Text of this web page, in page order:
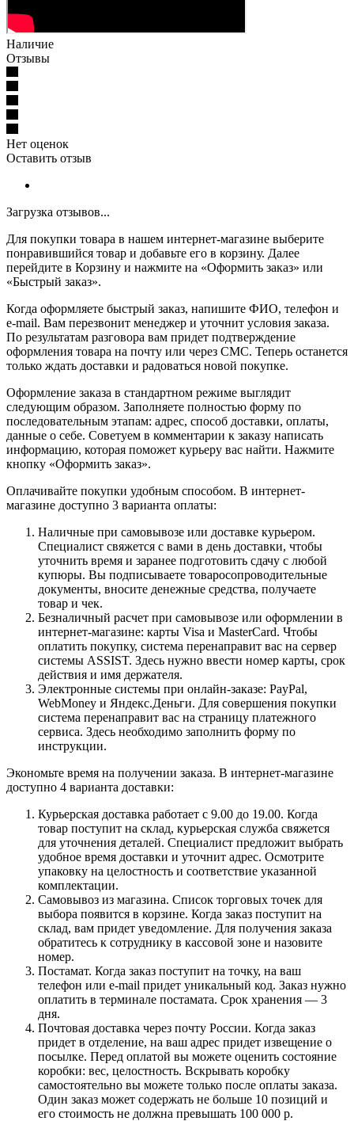
Наличие
Отзывы
Нет оценок
Оставить отзыв
Загрузка отзывов...
Для покупки товара в нашем интернет-магазине выберите
понравившийся товар и добавьте его в корзину. Далее
перейдите в Корзину и нажмите на «Оформить заказ» или
«Быстрый заказ».
Когда оформляете быстрый заказ, напишите ФИО, телефон и
e-mail. Вам перезвонит менеджер и уточнит условия заказа.
По результатам разговора вам придет подтверждение
оформления товара на почту или через СМС. Теперь останется
только ждать доставки и радоваться новой покупке.
Оформление заказа в стандартном режиме выглядит
следующим образом. Заполняете полностью форму по
последовательным этапам: адрес, способ доставки, оплаты,
данные о себе. Советуем в комментарии к заказу написать
информацию, которая поможет курьеру вас найти. Нажмите
кнопку «Оформить заказ».
Оплачивайте покупки удобным способом. В интернет-
магазине доступно 3 варианта оплаты:
Наличные при самовывозе или доставке курьером.
Специалист свяжется с вами в день доставки, чтобы
уточнить время и заранее подготовить сдачу с любой
купюры. Вы подписываете товаросопроводительные
документы, вносите денежные средства, получаете
товар и чек.
Безналичный расчет при самовывозе или оформлении в
интернет-магазине: карты Visa и MasterCard. Чтобы
оплатить покупку, система перенаправит вас на сервер
системы ASSIST. Здесь нужно ввести номер карты, срок
действия и имя держателя.
Электронные системы при онлайн-заказе: PayPal,
WebMoney и Яндекс.Деньги. Для совершения покупки
система перенаправит вас на страницу платежного
сервиса. Здесь необходимо заполнить форму по
инструкции.
Экономьте время на получении заказа. В интернет-магазине
доступно 4 варианта доставки:
Курьерская доставка работает с 9.00 до 19.00. Когда
товар поступит на склад, курьерская служба свяжется
для уточнения деталей. Специалист предложит выбрать
удобное время доставки и уточнит адрес. Осмотрите
упаковку на целостность и соответствие указанной
комплектации.
Самовывоз из магазина. Список торговых точек для
выбора появится в корзине. Когда заказ поступит на
склад, вам придет уведомление. Для получения заказа
обратитесь к сотруднику в кассовой зоне и назовите
номер.
Постамат. Когда заказ поступит на точку, на ваш
телефон или e-mail придет уникальный код. Заказ нужно
оплатить в терминале постамата. Срок хранения — 3
дня.
Почтовая доставка через почту России. Когда заказ
придет в отделение, на ваш адрес придет извещение о
посылке. Перед оплатой вы можете оценить состояние
коробки: вес, целостность. Вскрывать коробку
самостоятельно вы можете только после оплаты заказа.
Один заказ может содержать не больше 10 позиций и
его стоимость не должна превышать 100 000 р.